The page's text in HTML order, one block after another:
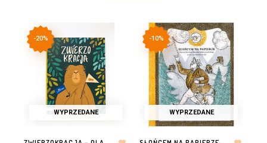
WYPRZEDANE
-20%
WYPRZEDANE
-10%